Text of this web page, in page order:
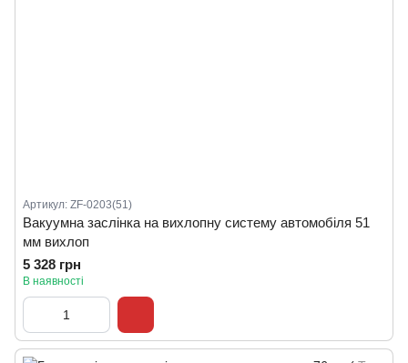
Артикул: ZF-0203(51)
Вакуумна заслінка на вихлопну систему автомобіля 51
мм вихлоп
5 328 грн
В наявності